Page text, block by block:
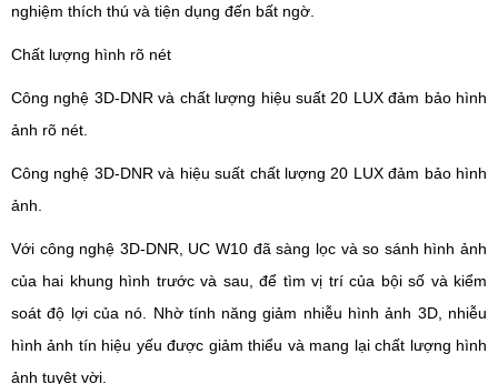
nghiệm thích thú và tiện dụng đến bất ngờ.
Chất lượng hình rõ nét
Công nghệ 3D-DNR và chất lượng hiệu suất 20 LUX đảm bảo hình
ảnh rõ nét.
Công nghệ 3D-DNR và hiệu suất chất lượng 20 LUX đảm bảo hình
ảnh.
Với công nghệ 3D-DNR, UC W10 đã sàng lọc và so sánh hình ảnh
của hai khung hình trước và sau, để tìm vị trí của bội số và kiểm
soát độ lợi của nó. Nhờ tính năng giảm nhiễu hình ảnh 3D, nhiễu
hình ảnh tín hiệu yếu được giảm thiểu và mang lại chất lượng hình
ảnh tuyệt vời.